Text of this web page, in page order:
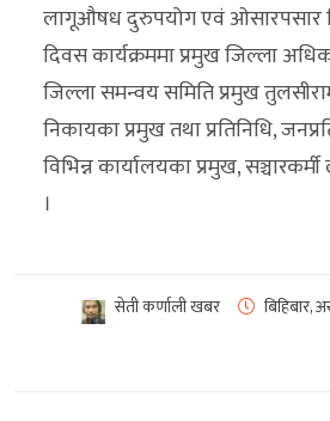
लागूऔषध दुरुपयोग एवं ओसारपसार
दिवस कार्यक्रममा प्रमुख जिल्ला
जिल्ला समन्वय समिति प्रमुख
निकायका प्रमुख तथा प्रतिनिधि,
विभिन्न कार्यालयका प्रमुख,
।
सेती कर्णाली खबर बिहिबार,